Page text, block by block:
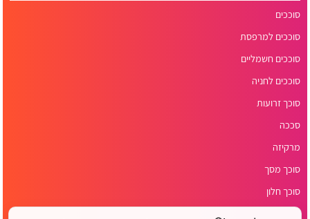
סוככים
סוככים למרפסת
סוככים חשמליים
סוככים לחניה
סוכך זרועות
סככה
מרקיזה
סוכך מסך
סוכך חלון